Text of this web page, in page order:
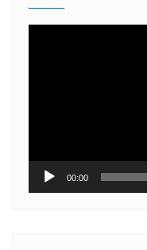
00:00